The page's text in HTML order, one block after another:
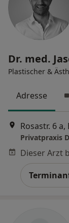
Dr. med.
Plastischer &
Adresse
Rosastr. 6 a,